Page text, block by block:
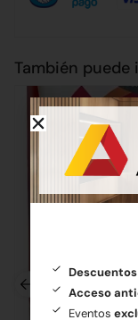
También
Descuentos
Acceso
Eventos